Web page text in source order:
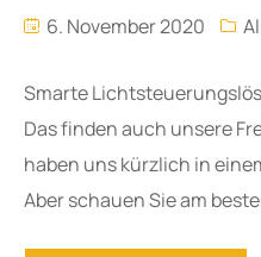
6. November 2020
Smarte
Das finden auch unsere
haben uns kürzlich in
Aber schauen Sie am